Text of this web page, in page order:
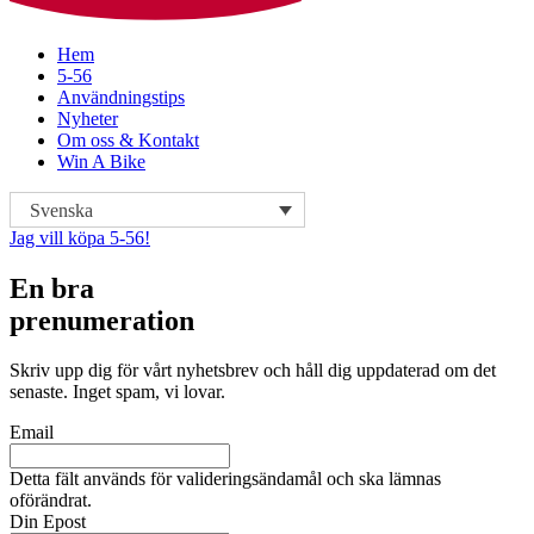
Hem
5-56
Användningstips
Nyheter
Om oss & Kontakt
Win A Bike
Svenska
Jag vill köpa 5-56!
En bra
prenumeration
Skriv upp dig för vårt nyhetsbrev och håll dig uppdaterad om det
senaste. Inget spam, vi lovar.
Email
Detta fält används för valideringsändamål och ska lämnas
oförändrat.
Din Epost